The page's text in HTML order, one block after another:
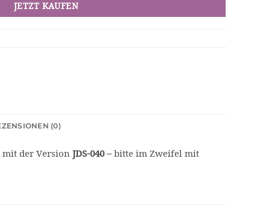
JETZT KAUFEN
(0)
mit der Version JDS-040– bitte im Zweifel mit